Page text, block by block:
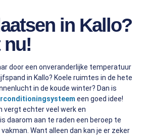
in Kallo?
nu!
door een onveranderlijke temperatuur
in Kallo? Koele ruimtes in de hete
in de koude winter? Dan is
een goed idee!
vergt echter veel werk en
daarom aan te raden een beroep te
Want alleen dan kan je er zeker